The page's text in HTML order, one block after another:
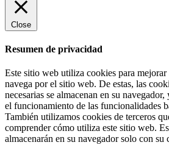
Close
Resumen de privacidad
Este sitio web utiliza cookies para
navega por el sitio web. De estas, las
necesarias se almacenan en su navegador,
el funcionamiento de las funcionalidades
También utilizamos cookies de terceros
comprender cómo utiliza este sitio web.
almacenarán en su navegador solo con su